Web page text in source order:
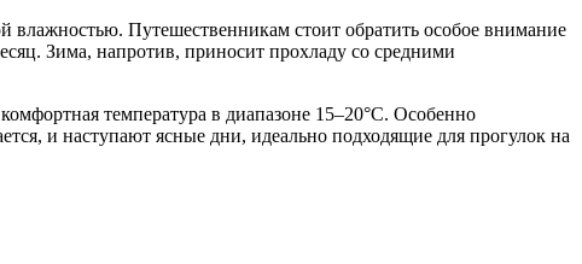
Путешественникам стоит обратить особое внимание
Зима, напротив, приносит прохладу со средними
температура в диапазоне 15–20°C. Особенно
и наступают ясные дни, идеально подходящие для прогулок на